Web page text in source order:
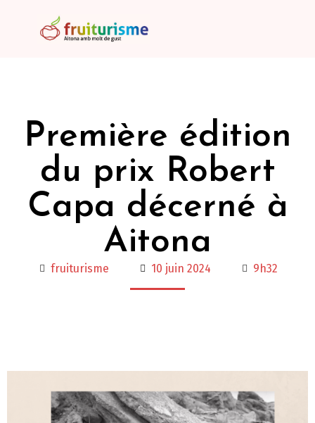
Première édition
du prix Robert
Capa décerné à
Aitona
fruiturisme 10 juin 2024 9h32